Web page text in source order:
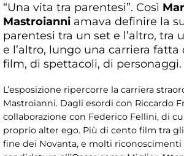
“Una vita tra parentesi”. Così
Mastroianni amava definire la
parentesi tra un set e l’altro, tra
e l’altro, lungo una carriera fatta
film, di spettacoli, di personaggi.
L’esposizione ripercorre la carriera
Mastroianni. Dagli esordi con Riccardo
collaborazione con Federico Fellini, di
proprio alter ego. Più di cento film tra
fine dei Novanta, e molti